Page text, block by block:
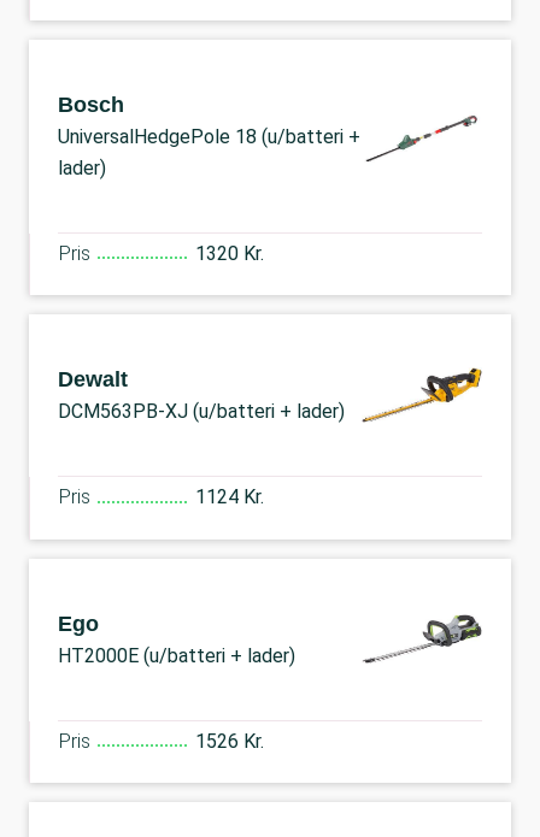
Bosch
UniversalHedgePole 18 (u/batteri +
lader)
Pris 1320 Kr.
Dewalt
DCM563PB-XJ (u/batteri + lader)
Pris 1124 Kr.
Ego
HT2000E (u/batteri + lader)
Pris 1526 Kr.